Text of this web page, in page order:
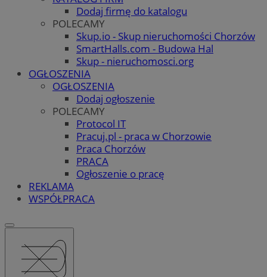
Dodaj firmę do katalogu
POLECAMY
Skup.io - Skup nieruchomości Chorzów
SmartHalls.com - Budowa Hal
Skup - nieruchomosci.org
OGŁOSZENIA
OGŁOSZENIA
Dodaj ogłoszenie
POLECAMY
Protocol IT
Pracuj.pl - praca w Chorzowie
Praca Chorzów
PRACA
Ogłoszenie o pracę
REKLAMA
WSPÓŁPRACA